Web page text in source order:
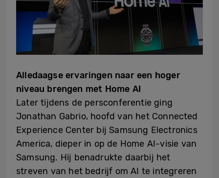
Alledaagse ervaringen naar een hoger
niveau brengen met Home AI
Later tijdens de persconferentie ging
Jonathan Gabrio, hoofd van het Connected
Experience Center bij Samsung Electronics
America, dieper in op de Home AI-visie van
Samsung. Hij benadrukte daarbij het
streven van het bedrijf om AI te integreren